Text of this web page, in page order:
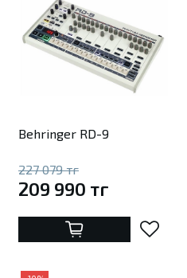
Behringer RD-9
227 079 тг
209 990 тг